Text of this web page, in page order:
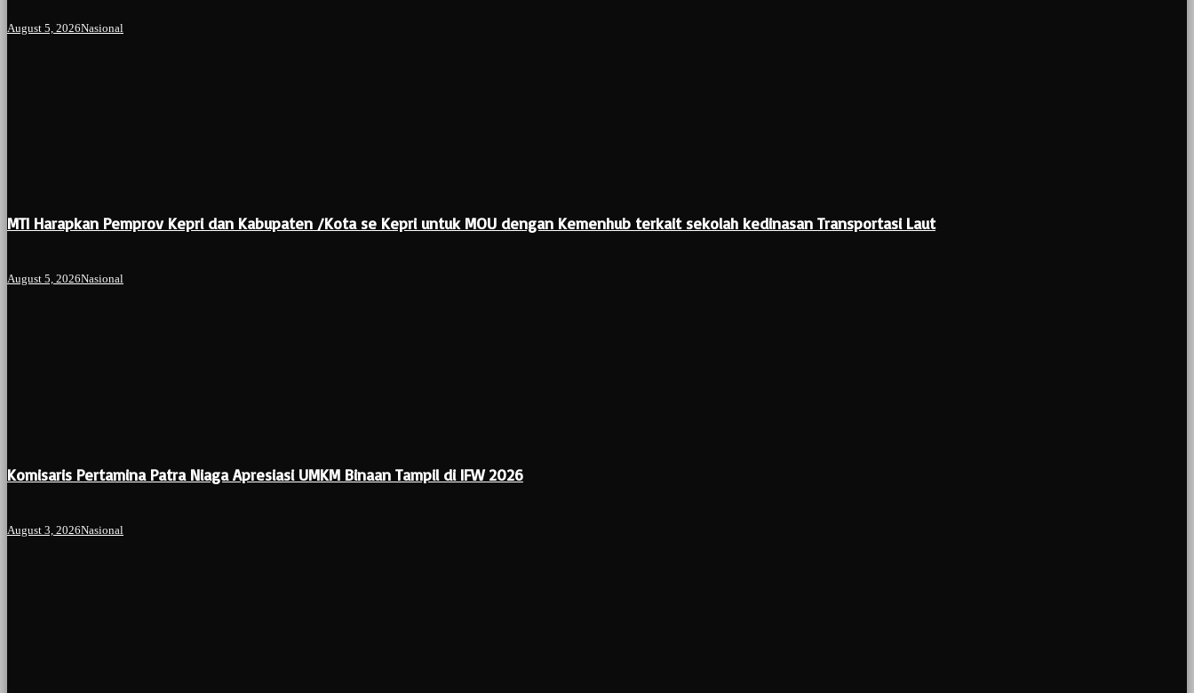
August 5, 2026Nasional
MTI Harapkan Pemprov Kepri dan Kabupaten /Kota se Kepri untuk MOU dengan Kemenhub terkait sekolah kedinasan Transportasi Laut
August 5, 2026Nasional
Komisaris Pertamina Patra Niaga Apresiasi UMKM Binaan Tampil di IFW 2026
August 3, 2026Nasional